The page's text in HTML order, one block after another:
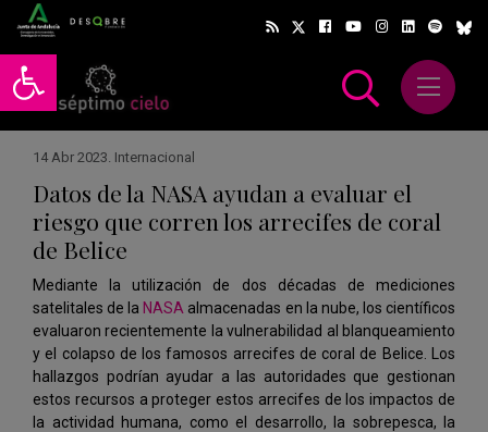
Abrir barra de herramientas
Abrir
14 Abr 2023. Internacional
Datos de la NASA ayudan a evaluar el
riesgo que corren los arrecifes de coral
de Belice
Mediante la utilización de dos décadas de mediciones
satelitales de la NASA almacenadas en la nube, los científicos
evaluaron recientemente la vulnerabilidad al blanqueamiento
y el colapso de los famosos arrecifes de coral de Belice. Los
hallazgos podrían ayudar a las autoridades que gestionan
estos recursos a proteger estos arrecifes de los impactos de
la actividad humana, como el desarrollo, la sobrepesca, la